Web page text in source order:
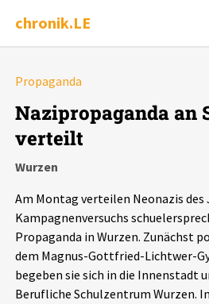
chronik.LE
Chronik
Leipziger Zustände
Schlaglichter
Propaganda
Nazipropaganda an
verteilt
Wurzen
Am Montag verteilen Neonazis des
Kampagnenversuchs
Propaganda in Wurzen. Zunächst
dem Magnus-Gottfried-Lichtwer-
begeben sie sich in die Innenstadt
Berufliche Schulzentrum Wurzen.
Alle Ereignisse
Ereignisse
Ereignisse